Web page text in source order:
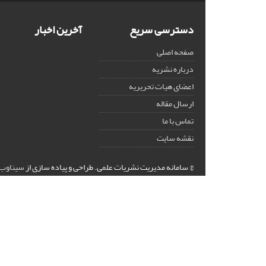
دسترسی سریع
صفحه اصلی
درباره نشریه
اعضای هیات تحریریه
ارسال مقاله
تماس با ما
نقشه سایت
آخرین اخبار
© سامانه مدیریت نشریات علمی.طراحی و پیاده سازی از